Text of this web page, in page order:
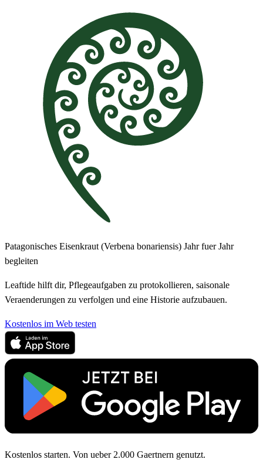
Patagonisches Eisenkraut (Verbena bonariensis) Jahr fuer Jahr
begleiten
Leaftide hilft dir, Pflegeaufgaben zu protokollieren, saisonale
Veraenderungen zu verfolgen und eine Historie aufzubauen.
Kostenlos im Web testen
Kostenlos starten. Von ueber 2.000 Gaertnern genutzt.